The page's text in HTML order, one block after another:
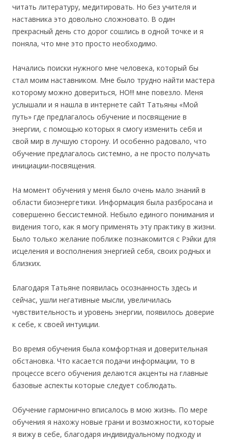
читать литературу, медитировать. Но без учителя и
наставника это довольно сложновато. В один
прекрасный день сто дорог сошлись в одной точке и я
поняла, что мне это просто необходимо.
Начались поиски нужного мне человека, который бы
стал моим наставником. Мне было трудно найти мастера
которому можно довериться, НО!!! мне повезло. Меня
услышали и я нашла в интернете сайт Татьяны «Мой
путь» где предлагалось обучение и посвящение в
энергии, с помощью которых я смогу изменить себя и
свой мир в лучшую сторону. И особенно радовало, что
обучение предлагалось системно, а не просто получать
инициации-посвящения.
На момент обучения у меня было очень мало знаний в
области биоэнергетики. Информация была разбросана и
совершенно бессистемной. Небыло единого понимания и
видения того, как я могу применять эту практику в жизни.
Было только желание поближе познакомится с Рэйки для
исцеления и восполнения энергией себя, своих родных и
близких.
Благодаря Татьяне появилась осознанность здесь и
сейчас, ушли негативные мысли, увеличилась
чувствительность и уровень энергии, появилось доверие
к себе, к своей интуиции.
Во время обучения была комфортная и доверительная
обстановка. Что касается подачи информации, то в
процессе всего обучения делаются акценты на главные
базовые аспекты которые следует соблюдать.
Обучение гармонично вписалось в мою жизнь. По мере
обучения я нахожу новые грани и возможности, которые
я вижу в себе, благодаря индивидуальному подходу и